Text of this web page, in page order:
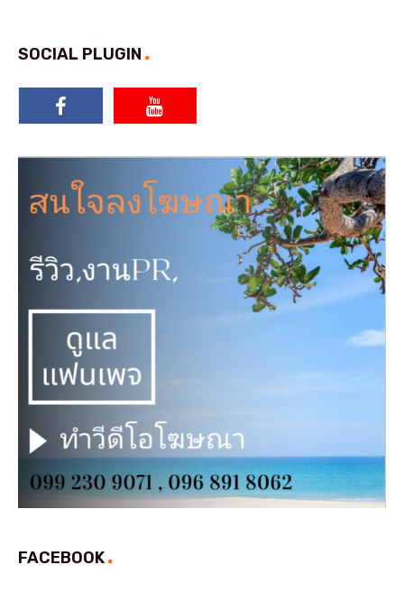
SOCIAL PLUGIN
FACEBOOK